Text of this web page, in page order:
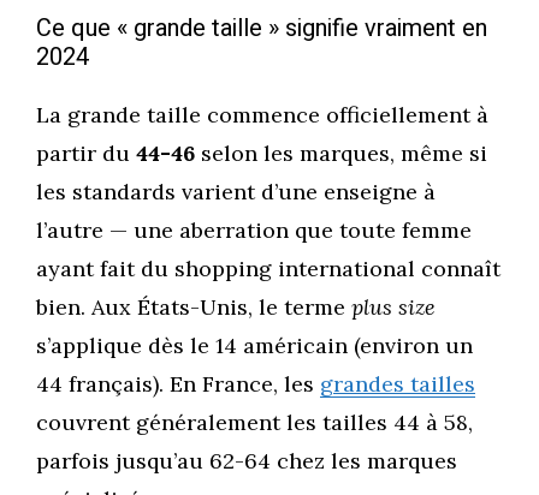
Ce que « grande taille » signifie vraiment en
2024
La grande taille commence officiellement à
partir du 44-46 selon les marques, même si
les standards varient d’une enseigne à
l’autre — une aberration que toute femme
ayant fait du shopping international connaît
bien. Aux États-Unis, le terme plus size
s’applique dès le 14 américain (environ un
44 français). En France, les grandes tailles
couvrent généralement les tailles 44 à 58,
parfois jusqu’au 62-64 chez les marques